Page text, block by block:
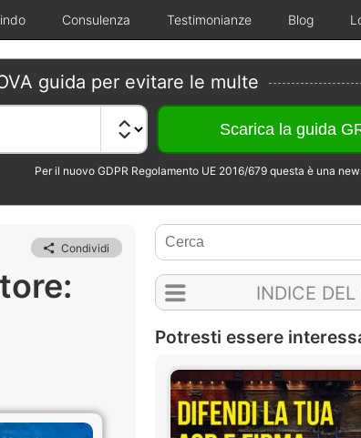
Consulenza Testimonianze Blog
guida per evitare le multe
Per il nuovo GDPR Regolamento UE 2016/679 questa è una
Condividi
INDICE DEL
Potresti essere